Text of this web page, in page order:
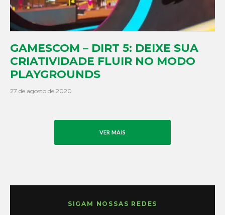
GAMESCOM – DIRT 5: DEIXE SUA
CRIATIVIDADE FLUIR NO MODO
PLAYGROUNDS
27 de agosto de 2020
VER MAIS
SIGAM NOSSAS REDES